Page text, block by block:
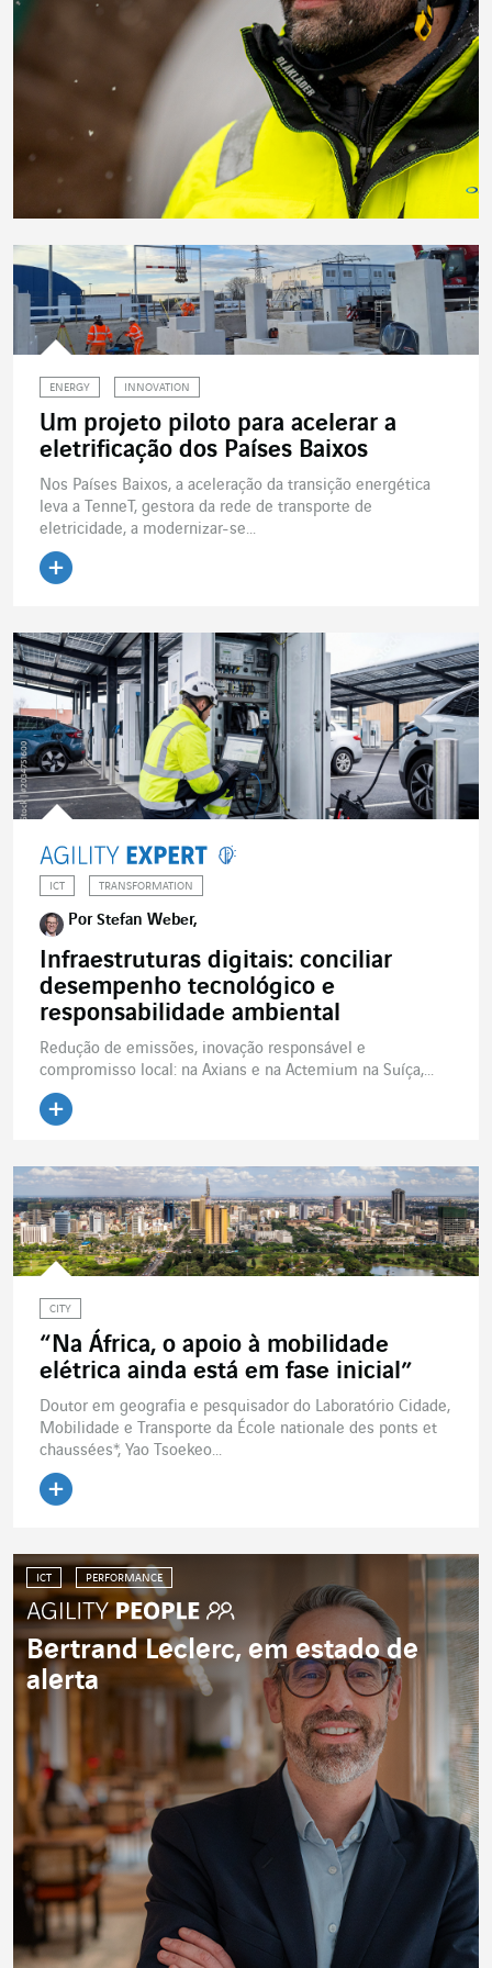
ENERGY INNOVATION
Um projeto piloto para acelerar a
eletrificação dos Países Baixos
Nos Países Baixos, a aceleração da transição energética
leva a TenneT, gestora da rede de transporte de
eletricidade, a modernizar-se...
ICT TRANSFORMATION
Por Stefan Weber,
Infraestruturas digitais: conciliar
desempenho tecnológico e
responsabilidade ambiental
Redução de emissões, inovação responsável e
compromisso local: na Axians e na Actemium na Suíça,...
CITY
“Na África, o apoio à mobilidade
elétrica ainda está em fase inicial”
Doutor em geografia e pesquisador do Laboratório Cidade,
Mobilidade e Transporte da École nationale des ponts et
chaussées*, Yao Tsoekeo...
ICT PERFORMANCE
Bertrand Leclerc, em estado de
alerta